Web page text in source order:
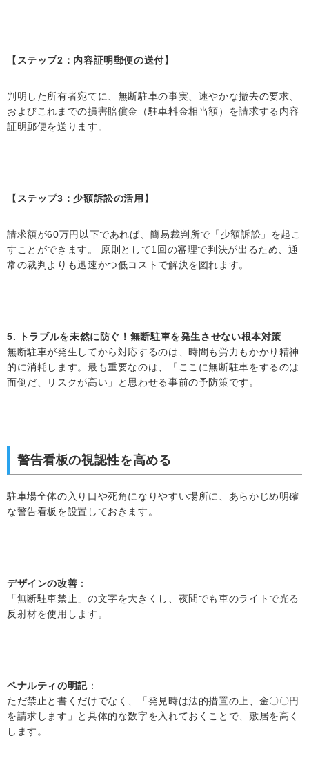
【ステップ2：内容証明郵便の送付】
判明した所有者宛てに、無断駐車の事実、速やかな撤去の要求、
およびこれまでの損害賠償金（駐車料金相当額）を請求する内容
証明郵便を送ります。
【ステップ3：少額訴訟の活用】
請求額が60万円以下であれば、簡易裁判所で「少額訴訟」を起こ
すことができます。 原則として1回の審理で判決が出るため、通
常の裁判よりも迅速かつ低コストで解決を図れます。
5. トラブルを未然に防ぐ！無断駐車を発生させない根本対策
無断駐車が発生してから対応するのは、時間も労力もかかり精神
的に消耗します。最も重要なのは、「ここに無断駐車をするのは
面倒だ、リスクが高い」と思わせる事前の予防策です。
警告看板の視認性を高める
駐車場全体の入り口や死角になりやすい場所に、あらかじめ明確
な警告看板を設置しておきます。
デザインの改善 ：
「無断駐車禁止」の文字を大きくし、夜間でも車のライトで光る
反射材を使用します。
ペナルティの明記：
ただ禁止と書くだけでなく、「発見時は法的措置の上、金〇〇円
を請求します」と具体的な数字を入れておくことで、敷居を高く
します。